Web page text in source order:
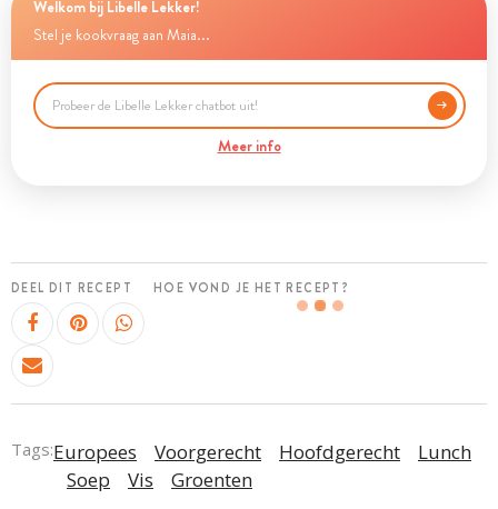
Welkom bij Libelle Lekker!
Stel je kookvraag aan Maia...
Meer info
DEEL DIT RECEPT HOE VOND JE HET RECEPT?
Tags:Europees Voorgerecht Hoofdgerecht
Lunch
Soep
Vis Groenten